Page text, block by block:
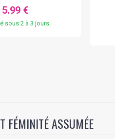
5.99 €
sous 2 à 3 jours
FÉMINITÉ ASSUMÉE